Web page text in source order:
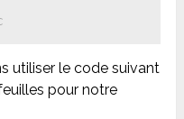
utiliser le code suivant
pour notre